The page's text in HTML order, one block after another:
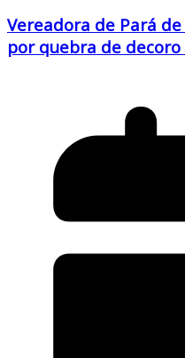
Vereadora de Pará
por quebra de